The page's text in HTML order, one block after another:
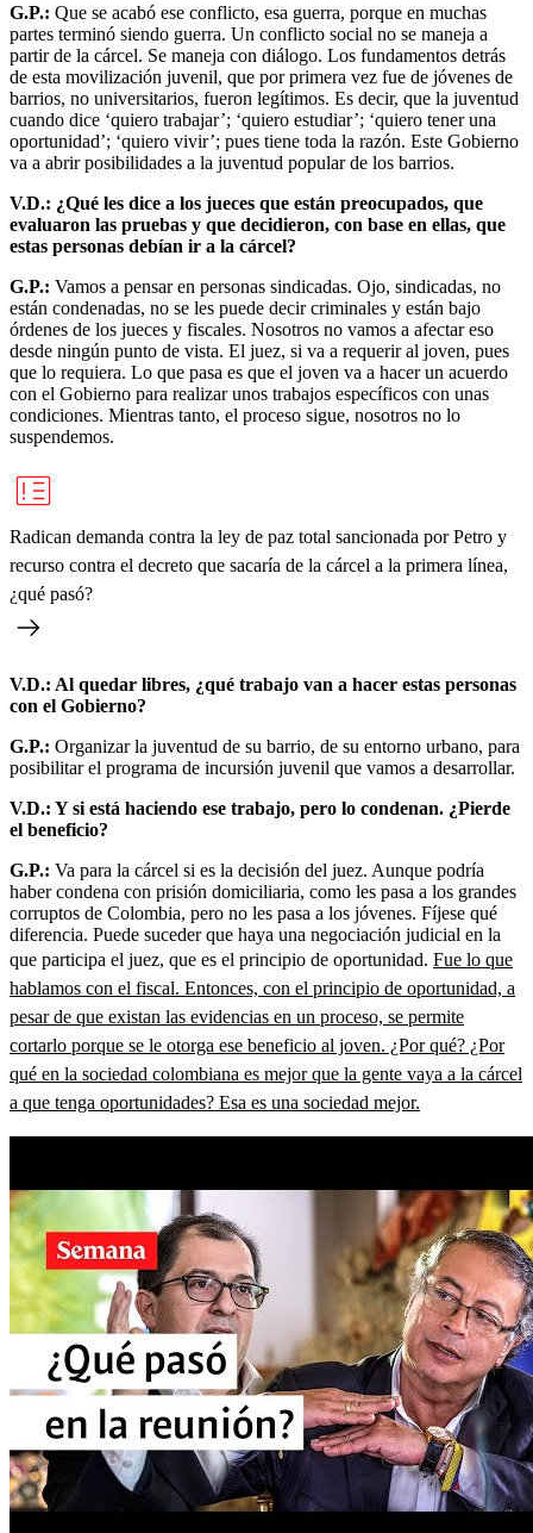
G.P.: Que se acabó ese conflicto, esa guerra, porque en muchas
partes terminó siendo guerra. Un conflicto social no se maneja a
partir de la cárcel. Se maneja con diálogo. Los fundamentos detrás
de esta movilización juvenil, que por primera vez fue de jóvenes de
barrios, no universitarios, fueron legítimos. Es decir, que la juventud
cuando dice ‘quiero trabajar’; ‘quiero estudiar’; ‘quiero tener una
oportunidad’; ‘quiero vivir’; pues tiene toda la razón. Este Gobierno
va a abrir posibilidades a la juventud popular de los barrios.
V.D.: ¿Qué les dice a los jueces que están preocupados, que
evaluaron las pruebas y que decidieron, con base en ellas, que
estas personas debían ir a la cárcel?
G.P.: Vamos a pensar en personas sindicadas. Ojo, sindicadas, no
están condenadas, no se les puede decir criminales y están bajo
órdenes de los jueces y fiscales. Nosotros no vamos a afectar eso
desde ningún punto de vista. El juez, si va a requerir al joven, pues
que lo requiera. Lo que pasa es que el joven va a hacer un acuerdo
con el Gobierno para realizar unos trabajos específicos con unas
condiciones. Mientras tanto, el proceso sigue, nosotros no lo
suspendemos.
Radican demanda contra la ley de paz total sancionada por Petro y
recurso contra el decreto que sacaría de la cárcel a la primera línea,
¿qué pasó?
V.D.: Al quedar libres, ¿qué trabajo van a hacer estas personas
con el Gobierno?
G.P.: Organizar la juventud de su barrio, de su entorno urbano, para
posibilitar el programa de incursión juvenil que vamos a desarrollar.
V.D.: Y si está haciendo ese trabajo, pero lo condenan. ¿Pierde
el beneficio?
G.P.: Va para la cárcel si es la decisión del juez. Aunque podría
haber condena con prisión domiciliaria, como les pasa a los grandes
corruptos de Colombia, pero no les pasa a los jóvenes. Fíjese qué
diferencia. Puede suceder que haya una negociación judicial en la
que participa el juez, que es el principio de oportunidad. Fue lo que
hablamos con el fiscal. Entonces, con el principio de oportunidad, a
pesar de que existan las evidencias en un proceso, se permite
cortarlo porque se le otorga ese beneficio al joven. ¿Por qué? ¿Por
qué en la sociedad colombiana es mejor que la gente vaya a la cárcel
a que tenga oportunidades? Esa es una sociedad mejor.